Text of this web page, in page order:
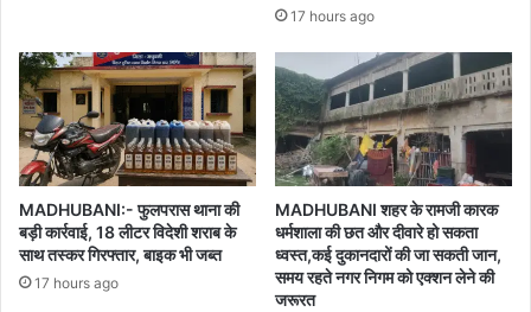
17 hours ago
MADHUBANI:- फुलपरास थाना की
बड़ी कार्रवाई, 18 लीटर विदेशी शराब के
साथ तस्कर गिरफ्तार, बाइक भी जब्त
17 hours ago
MADHUBANI शहर के रामजी कारक
धर्मशाला की छत और दीवारे हो सकता
ध्वस्त,कई दुकानदारों की जा सकती जान,
समय रहते नगर निगम को एक्शन लेने की
जरूरत